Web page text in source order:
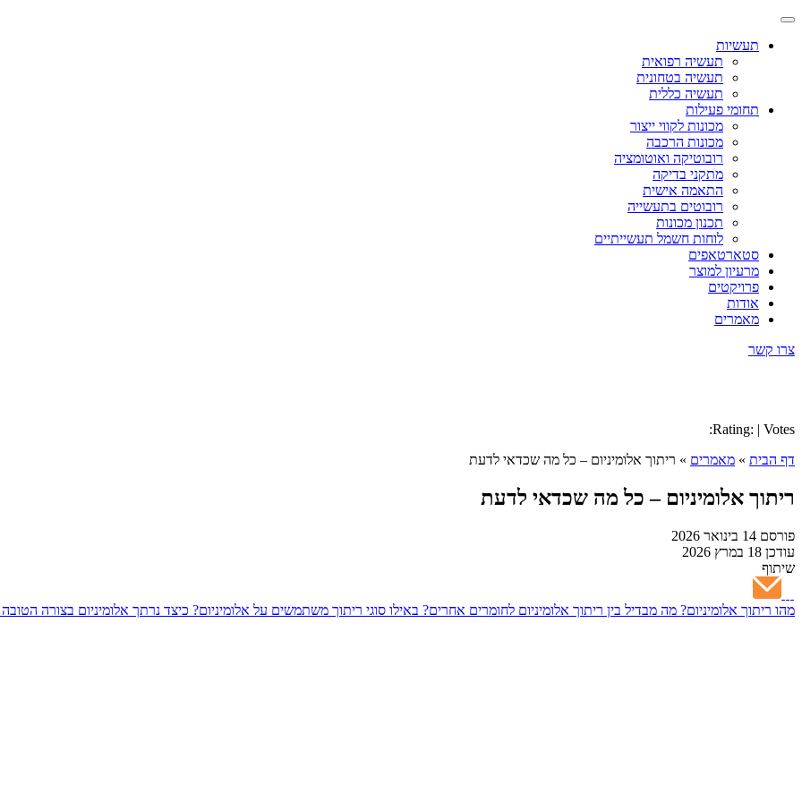
תעשיות
תעשיה רפואית
תעשיה בטחונית
תעשיה כללית
תחומי פעילות
מכונות לקווי ייצור
מכונות הרכבה
רובוטיקה ואוטומציה
מתקני בדיקה
התאמה אישית
רובוטים בתעשייה
תכנון מכונות
לוחות חשמל תעשייתיים
סטארטאפים
מרעיון למוצר
פרויקטים
אודות
מאמרים
צרו קשר
Rating: | Votes:
דף הבית » מאמרים » ריתוך אלומיניום – כל מה שכדאי לדעת
ריתוך אלומיניום – כל מה שכדאי לדעת
פורסם
עודכן
שיתוף
מהו ריתוך אלומיניום? מה מבדיל בין ריתוך אלומיניום לחומרים אחרים? באילו סוגי ריתוך משתמשים על אלומיניום? כיצד נרתך אלומיניום בצורה